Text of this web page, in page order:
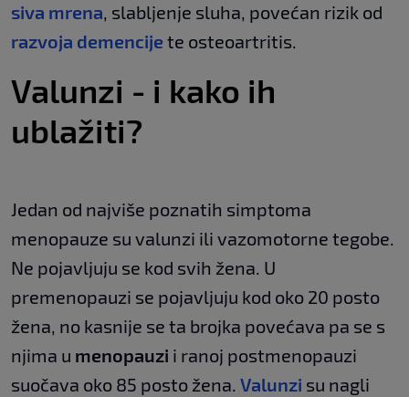
siva mrena, slabljenje sluha, povećan rizik od
razvoja demencije te osteoartritis.
Valunzi - i kako ih
ublažiti?
Jedan od najviše poznatih simptoma
menopauze su valunzi ili vazomotorne tegobe.
Ne pojavljuju se kod svih žena. U
premenopauzi se pojavljuju kod oko 20 posto
žena, no kasnije se ta brojka povećava pa se s
njima u menopauzi i ranoj postmenopauzi
suočava oko 85 posto žena. Valunzi su nagli